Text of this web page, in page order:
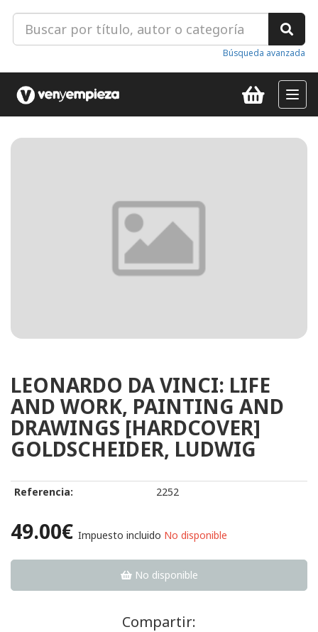
Búsqueda avanzada
LEONARDO DA VINCI: LIFE
AND WORK, PAINTING AND
DRAWINGS [HARDCOVER]
GOLDSCHEIDER, LUDWIG
Referencia: 2252
49.00€ Impuesto incluido No disponible
No disponible
Compartir: